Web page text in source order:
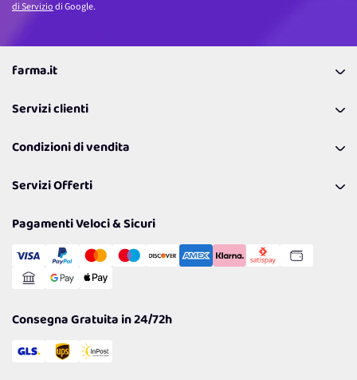
di Serviziodi Google.
farma.it
Coupon
Lavora con noi
Politiche per la parità di genere
Servizi clienti
Richiamami
Resi
Condizioni di vendita
Spedizioni
Cookie Policy
Gestisci Cookie
Servizi Offerti
Reso Facile e Veloce
Pagamenti Veloci & Sicuri
Consegna Gratuita in 24/72h